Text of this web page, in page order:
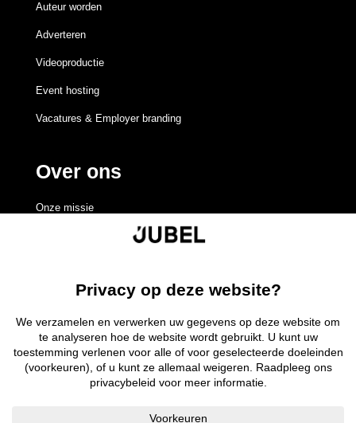
Auteur worden
Adverteren
Videoproductie
Event hosting
Vacatures & Employer branding
Over ons
Onze missie
Volgen Volgen
Volgen Volgen